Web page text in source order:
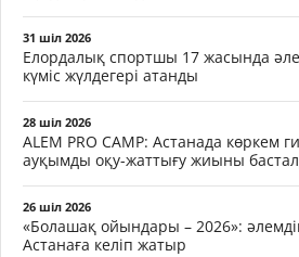
31 шіл 2026
Елордалық спортшы 17 жасында
күміс жүлдегері атанды
28 шіл 2026
ALEM PRO CAMP: Астанада көркем
ауқымды оқу-жаттығу жиыны
26 шіл 2026
«Болашақ ойындары – 2026»:
Астанаға келіп жатыр